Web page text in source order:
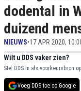
dodental in
duizend
NIEUWS•17 APR 2020,
Wilt u DDS vaker zien?
Stel DDS in als voorkeursbron
Voeg DDS toe op Google